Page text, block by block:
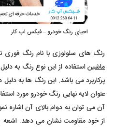
احیای رنگ خودرو – فیکس اپ کار
رنگ های سلولوزی با نام رنگ فوری
ماشیناستفاده از این نوع رنگ به
پرکاربرد می باشد. این رنگ ها به
عنوان لایه نهایی رنگ خودرو مورد
آن می توان به دوام بالای آن اشاره
از خود مقاومت نشان می دهد.